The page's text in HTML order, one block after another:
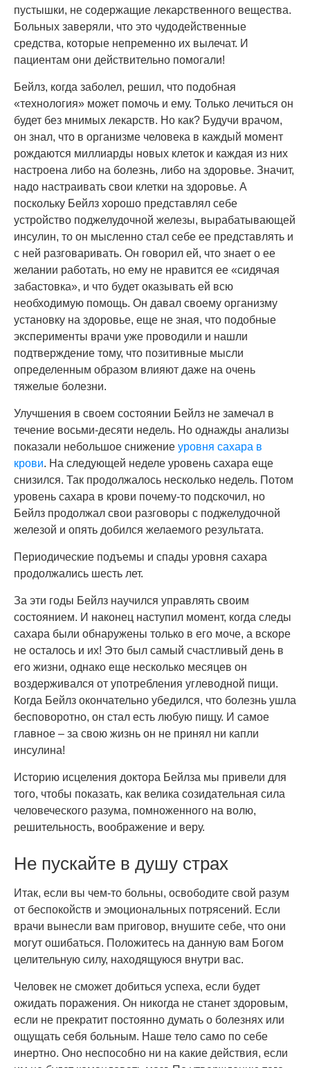
пустышки, не содержащие лекарственного вещества.
Больных заверяли, что это чудодейственные
средства, которые непременно их вылечат. И
пациентам они действительно помогали!
Бейлз, когда заболел, решил, что подобная
«технология» может помочь и ему. Только лечиться он
будет без мнимых лекарств. Но как? Будучи врачом,
он знал, что в организме человека в каждый момент
рождаются миллиарды новых клеток и каждая из них
настроена либо на болезнь, либо на здоровье. Значит,
надо настраивать свои клетки на здоровье. А
поскольку Бейлз хорошо представлял себе
устройство поджелудочной железы, вырабатывающей
инсулин, то он мысленно стал себе ее представлять и
с ней разговаривать. Он говорил ей, что знает о ее
желании работать, но ему не нравится ее «сидячая
забастовка», и что будет оказывать ей всю
необходимую помощь. Он давал своему организму
установку на здоровье, еще не зная, что подобные
эксперименты врачи уже проводили и нашли
подтверждение тому, что позитивные мысли
определенным образом влияют даже на очень
тяжелые болезни.
Улучшения в своем состоянии Бейлз не замечал в
течение восьми-десяти недель. Но однажды анализы
показали небольшое снижение уровня сахара в
крови. На следующей неделе уровень сахара еще
снизился. Так продолжалось несколько недель. Потом
уровень сахара в крови почему-то подскочил, но
Бейлз продолжал свои разговоры с поджелудочной
железой и опять добился желаемого результата.
Периодические подъемы и спады уровня сахара
продолжались шесть лет.
За эти годы Бейлз научился управлять своим
состоянием. И наконец наступил момент, когда следы
сахара были обнаружены только в его моче, а вскоре
не осталось и их! Это был самый счастливый день в
его жизни, однако еще несколько месяцев он
воздерживался от употребления углеводной пищи.
Когда Бейлз окончательно убедился, что болезнь ушла
бесповоротно, он стал есть любую пищу. И самое
главное – за свою жизнь он не принял ни капли
инсулина!
Историю исцеления доктора Бейлза мы привели для
того, чтобы показать, как велика созидательная сила
человеческого разума, помноженного на волю,
решительность, воображение и веру.
Не пускайте в душу страх
Итак, если вы чем-то больны, освободите свой разум
от беспокойств и эмоциональных потрясений. Если
врачи вынесли вам приговор, внушите себе, что они
могут ошибаться. Положитесь на данную вам Богом
целительную силу, находящуюся внутри вас.
Человек не сможет добиться успеха, если будет
ожидать поражения. Он никогда не станет здоровым,
если не прекратит постоянно думать о болезнях или
ощущать себя больным. Наше тело само по себе
инертно. Оно неспособно ни на какие действия, если